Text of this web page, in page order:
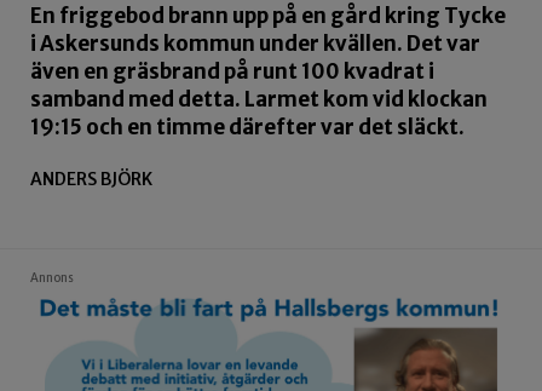
En friggebod brann upp på en gård kring Tycke
i Askersunds kommun under kvällen. Det var
även en gräsbrand på runt 100 kvadrat i
samband med detta. Larmet kom vid klockan
19:15 och en timme därefter var det släckt.
ANDERS BJÖRK
Annons